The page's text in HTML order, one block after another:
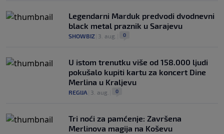
Legendarni Marduk predvodi dvodnevni
black metal praznik u Sarajevu
SHOWBIZ 3. aug. 0
U istom trenutku više od 158.000 ljudi
pokušalo kupiti kartu za koncert Dine
Merlina u Kraljevu
REGIJA 3. aug. 0
Tri noći za pamćenje: Završena
Merlinova magija na Koševu